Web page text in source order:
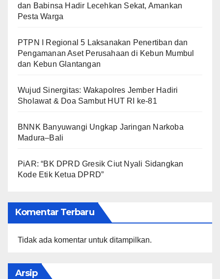
dan Babinsa Hadir Lecehkan Sekat, Amankan
Pesta Warga
PTPN I Regional 5 Laksanakan Penertiban dan
Pengamanan Aset Perusahaan di Kebun Mumbul
dan Kebun Glantangan
Wujud Sinergitas: Wakapolres Jember Hadiri
Sholawat & Doa Sambut HUT RI ke-81
BNNK Banyuwangi Ungkap Jaringan Narkoba
Madura–Bali
PiAR: “BK DPRD Gresik Ciut Nyali Sidangkan
Kode Etik Ketua DPRD”
Komentar Terbaru
Tidak ada komentar untuk ditampilkan.
Arsip